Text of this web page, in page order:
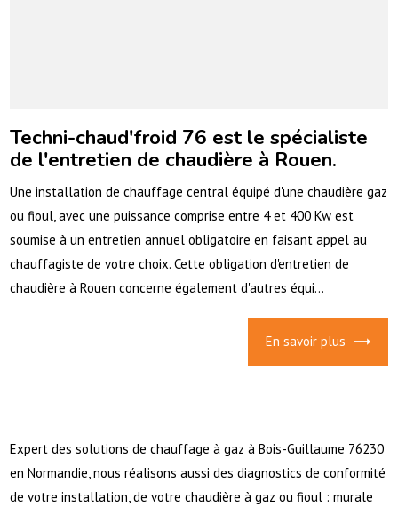
Techni-chaud'froid 76 est le spécialiste
de l'entretien de chaudière à Rouen.
Une installation de chauffage central équipé d'une chaudière gaz
ou fioul, avec une puissance comprise entre 4 et 400 Kw est
soumise à un entretien annuel obligatoire en faisant appel au
chauffagiste de votre choix. Cette obligation d'entretien de
chaudière à Rouen concerne également d'autres équi...
En savoir plus
Expert des solutions de chauffage à gaz à Bois-Guillaume 76230
en Normandie, nous réalisons aussi des diagnostics de conformité
de votre installation, de votre chaudière à gaz ou fioul : murale